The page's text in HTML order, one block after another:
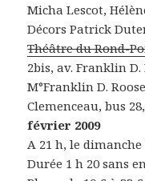
Micha Lescot,
Décors Patrick
Théâtre du Rond-
2bis, av. Franklin D.
M°Franklin D.
Clemenceau, bus
février 2009
A 21 h, le dimanche
Durée 1 h 20 sans